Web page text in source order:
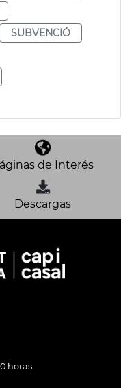
SUBVENCIÓ
de Interés
Descargas
horas